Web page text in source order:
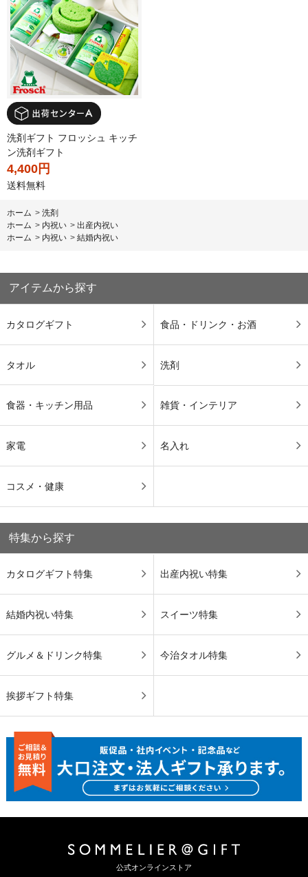
洗剤ギフト フロッシュ キッチ
ン洗剤ギフト
4,400円
送料無料
ホーム > 洗剤
ホーム > 内祝い > 出産内祝い
ホーム > 内祝い > 結婚内祝い
アイテムから探す
カタログギフト 食品・ドリンク・お酒
タオル 洗剤
食器・キッチン用品 雑貨・インテリア
家電 名入れ
コスメ・健康
特集から探す
カタログギフト特集 出産内祝い特集
結婚内祝い特集 スイーツ特集
グルメ＆ドリンク特集 今治タオル特集
挨拶ギフト特集
公式オンラインストア